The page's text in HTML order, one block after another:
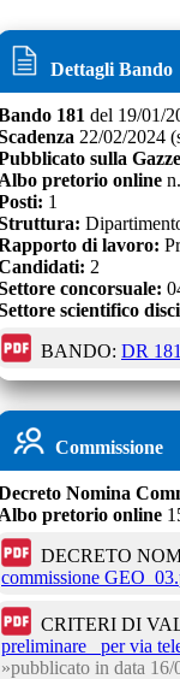
Dettagli Bando
181 del 19/01/
22/02/2024
sulla
pretorio online n.
1
di lavoro:
2
concorsuale:
scientifico
BANDO: DR
Commissione
Nomina
pretorio online
DECRETO
commissione
CRITERI DI
preliminare_ per via
pubblicato in data 16/